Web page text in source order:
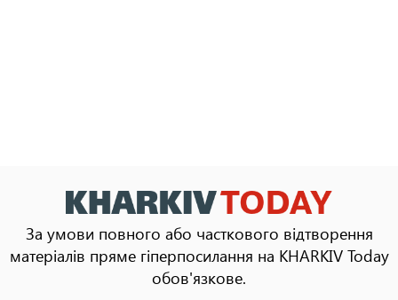
За умови повного або часткового відтворення
матеріалів пряме гіперпосилання на KHARKIV Today
обов'язкове.